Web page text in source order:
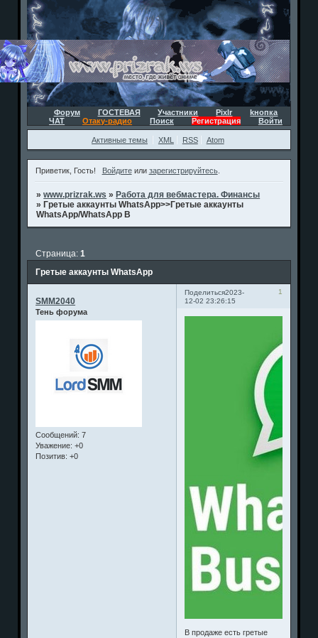
Форум ГОСТЕВАЯ Участники Pixlr
kнопка
ЧАТ
Отаку-радио Поиск Регистрация Войти
Активные темы XML RSS Atom
Приветик, Гость! Войдитеили зарегистрируйтесь.
»www.prizrak.ws » Работа для вебмастера. Финансы
» Гретые аккаунты WhatsApp>>Гретые аккаунты
WhatsApp/WhatsApp B
Гретые аккаунты WhatsApp
Страница:1
Поделиться 1
2023-
12-02 23:26:15
SMM2040
Тень форума
Сообщений: 7
Уважение: +0
Позитив: +0
В продаже есть гретые